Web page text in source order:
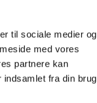
til sociale medier og
med vores
partnere kan
fra din brug